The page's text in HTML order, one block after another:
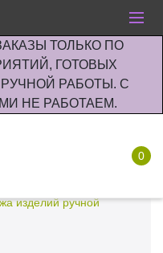
ТОЛЬКО ПО
ГОТОВЫХ
РАБОТЫ. С
НЕ РАБОТАЕМ.
0
изделий ручной